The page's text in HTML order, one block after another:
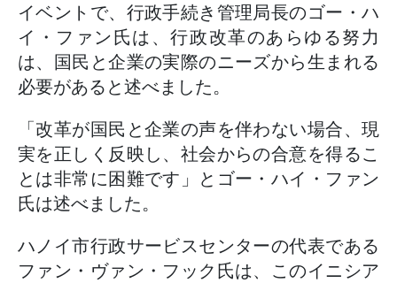
イベントで、行政手続き管理局長のゴー・ハ
イ・ファン氏は、行政改革のあらゆる努力
は、国民と企業の実際のニーズから生まれる
必要があると述べました。
「改革が国民と企業の声を伴わない場合、現
実を正しく反映し、社会からの合意を得るこ
とは非常に困難です」とゴー・ハイ・ファン
氏は述べました。
ハノイ市行政サービスセンターの代表である
ファン・ヴァン・フック氏は、このイニシア